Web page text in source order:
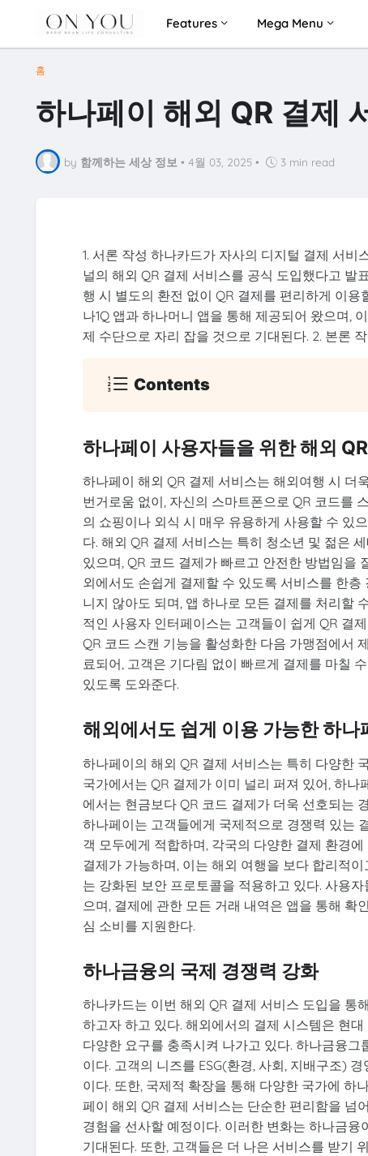
Features Mega Menu
홈
하나페이 해외 QR 결제
by 함께하는 세상 정보 • 4월 03, 2025 • 3 min read
1. 서론 작성 하나카드가 자사의 디지털 결제 서비
널의 해외 QR 결제 서비스를 공식 도입했다고 발
행 시 별도의 환전 없이 QR 결제를 편리하게 이
나1Q 앱과 하나머니 앱을 통해 제공되어 왔으며,
제 수단으로 자리 잡을 것으로 기대된다. 2. 본론
Contents
하나페이 사용자들을 위한 해외
하나페이 해외 QR 결제 서비스는 해외여행 시 더
번거로움 없이, 자신의 스마트폰으로 QR 코드를
의 쇼핑이나 외식 시 매우 유용하게 사용할 수 있
다. 해외 QR 결제 서비스는 특히 청소년 및 젊은
있으며, QR 코드 결제가 빠르고 안전한 방법임을
외에서도 손쉽게 결제할 수 있도록 서비스를 한
니지 않아도 되며, 앱 하나로 모든 결제를 처리할
적인 사용자 인터페이스는 고객들이 쉽게 QR 결
QR 코드 스캔 기능을 활성화한 다음 가맹점에서
료되어, 고객은 기다림 없이 빠르게 결제를 마칠
있도록 도와준다.
해외에서도 쉽게 이용 가능한 하나
하나페이의 해외 QR 결제 서비스는 특히 다양한
국가에서는 QR 결제가 이미 널리 퍼져 있어, 하
에서는 현금보다 QR 코드 결제가 더욱 선호되는
하나페이는 고객들에게 국제적으로 경쟁력 있는
객 모두에게 적합하며, 각국의 다양한 결제 환경
결제가 가능하며, 이는 해외 여행을 보다 합리적
는 강화된 보안 프로토콜을 적용하고 있다. 사용
으며, 결제에 관한 모든 거래 내역은 앱을 통해 확
심 소비를 지원한다.
하나금융의 국제 경쟁력 강화
하나카드는 이번 해외 QR 결제 서비스 도입을 통
하고자 하고 있다. 해외에서의 결제 시스템은 현
다양한 요구를 충족시켜 나가고 있다. 하나금융
이다. 고객의 니즈를 ESG(환경, 사회, 지배구조)
이다. 또한, 국제적 확장을 통해 다양한 국가에 하
페이 해외 QR 결제 서비스는 단순한 편리함을 넘
경험을 선사할 예정이다. 이러한 변화는 하나금
기대된다. 또한, 고객들은 더 나은 서비스를 받기